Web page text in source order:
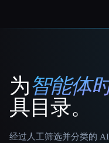
That AI
为智能体
具目录。
经过人工筛选并分类的